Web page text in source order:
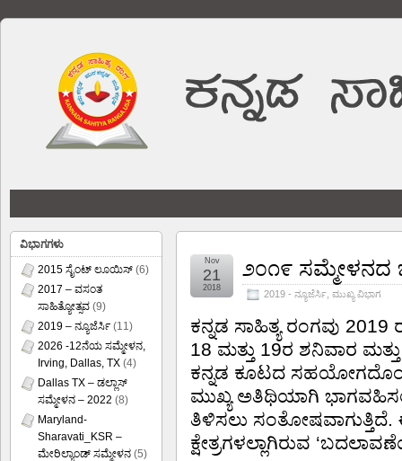
೨೦೧೯ ಸಮ್ಮೇಳನದ
2019 - ನ್ಯೂಜೆರ್ಸಿ ಮುಖ್ಯ ವಿಭಾಗ
Nov
21
2018
ಕನ್ನಡ ಸಾಹಿತ್ಯ ರಂಗವು
18 ಮತ್ತು 19ರ ಶನಿವಾರ
ಕನ್ನಡ ಕೂಟದ
ಮುಖ್ಯ ಅತಿಥಿಯಾಗಿ
ತಿಳಿಸಲು
ಕ್ಷೇತ್ರಗಳಲ್ಲಾಗಿರುವ
ವಿಭಾಗಗಳು
2015 ಸೈಂಟ್ ಲೂಯಿಸ್ (6)
2017 – ವಸಂತ
ಸಾಹಿತ್ಯೋತ್ಸವ (9)
2019 – ನ್ಯೂಜೆರ್ಸಿ (11)
2026 -12ನೆಯ ಸಮ್ಮೇಳನ,
Irving, Dallas, TX (4)
Dallas TX – ಡಲ್ಲಾಸ್
ಸಮ್ಮೇಳನ – 2022 (8)
Maryland-
Sharavati_KSR –
ಮೇರಿಲ್ಯಾಂಡ್ ಸಮ್ಮೇಳನ (5)